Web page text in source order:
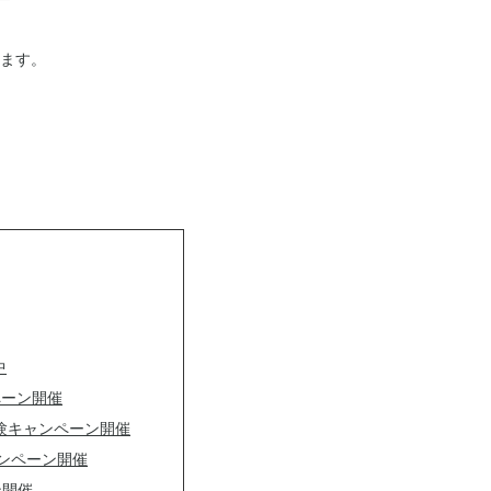
す。
ン開催
ャンペーン開催
ペーン開催